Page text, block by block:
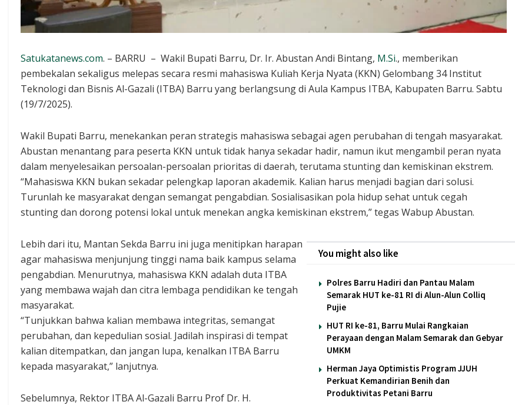
Satukatanews.com. – BARRU – Wakil Bupati Barru, Dr. Ir. Abustan Andi Bintang, M.Si., memberikan
pembekalan sekaligus melepas secara resmi mahasiswa Kuliah Kerja Nyata (KKN) Gelombang 34 Institut
Teknologi dan Bisnis Al-Gazali (ITBA) Barru yang berlangsung di Aula Kampus ITBA, Kabupaten Barru. Sabtu
(19/7/2025).
Wakil Bupati Barru, menekankan peran strategis mahasiswa sebagai agen perubahan di tengah masyarakat.
Abustan menantang para peserta KKN untuk tidak hanya sekadar hadir, namun ikut mengambil peran nyata
dalam menyelesaikan persoalan-persoalan prioritas di daerah, terutama stunting dan kemiskinan ekstrem.
“Mahasiswa KKN bukan sekadar pelengkap laporan akademik. Kalian harus menjadi bagian dari solusi.
Turunlah ke masyarakat dengan semangat pengabdian. Sosialisasikan pola hidup sehat untuk cegah
stunting dan dorong potensi lokal untuk menekan angka kemiskinan ekstrem,” tegas Wabup Abustan.
You might also like
Polres Barru Hadiri dan Pantau Malam
Semarak HUT ke-81 RI di Alun-Alun Colliq
Pujie
HUT RI ke-81, Barru Mulai Rangkaian
Perayaan dengan Malam Semarak dan Gebyar
UMKM
Herman Jaya Optimistis Program JJUH
Perkuat Kemandirian Benih dan
Produktivitas Petani Barru
Lebih dari itu, Mantan Sekda Barru ini juga menitipkan harapan
agar mahasiswa menjunjung tinggi nama baik kampus selama
pengabdian. Menurutnya, mahasiswa KKN adalah duta ITBA
yang membawa wajah dan citra lembaga pendidikan ke tengah
masyarakat.
“Tunjukkan bahwa kalian membawa integritas, semangat
perubahan, dan kepedulian sosial. Jadilah inspirasi di tempat
kalian ditempatkan, dan jangan lupa, kenalkan ITBA Barru
kepada masyarakat,” lanjutnya.
Sebelumnya, Rektor ITBA Al-Gazali Barru Prof Dr. H.